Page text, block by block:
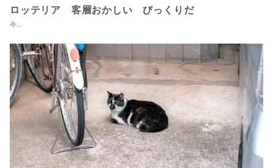
ロッテリア 客層おかしい びっくりだ
今…